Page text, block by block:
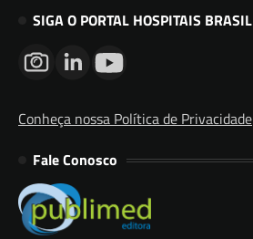
SIGA O PORTAL HOSPITAIS BRASIL
Conheça nossa Política de Privacidade
Fale Conosco